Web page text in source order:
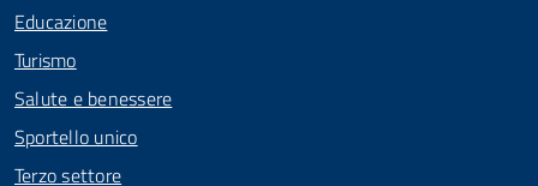
Educazione
Turismo
Salute e benessere
Sportello unico
Terzo settore